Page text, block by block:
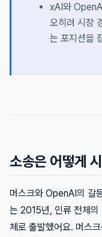
xAI와
오히려 시장
는 포지션을
소송은 어떻게
머스크와 OpenAI의 갈
는 2015년, 인류 전체의
체로 출발했어요. 머스